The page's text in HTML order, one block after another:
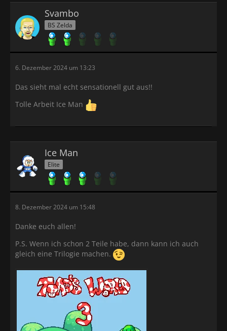
Svambo
BS Zelda
6. Dezember 2024 um 13:23
Das sieht mal echt sensationell gut aus!!
Tolle Arbeit Ice Man
Ice Man
Elite
8. Dezember 2024 um 15:48
Danke euch allen!
P.S. Wenn ich schon 2 Teile habe, dann kann ich auch
gleich eine Trilogie machen.